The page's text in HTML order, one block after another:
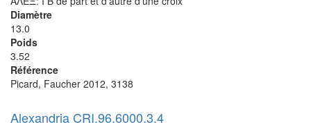
Diamètre
13.0
Poids
3.52
Référence
Picard, Faucher 2012, 3138
Alexandria CRI.96.6000.3.4